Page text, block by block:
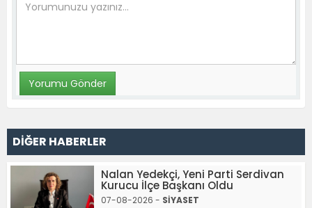
DİĞER HABERLER
Nalan Yedekçi, Yeni Parti Serdivan
Kurucu İlçe Başkanı Oldu
07-08-2026 - SİYASET